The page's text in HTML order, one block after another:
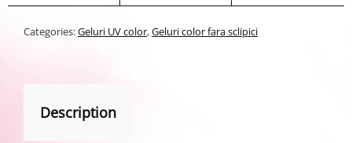
Categories:Geluri UV color,Geluri color fara sclipici
Description